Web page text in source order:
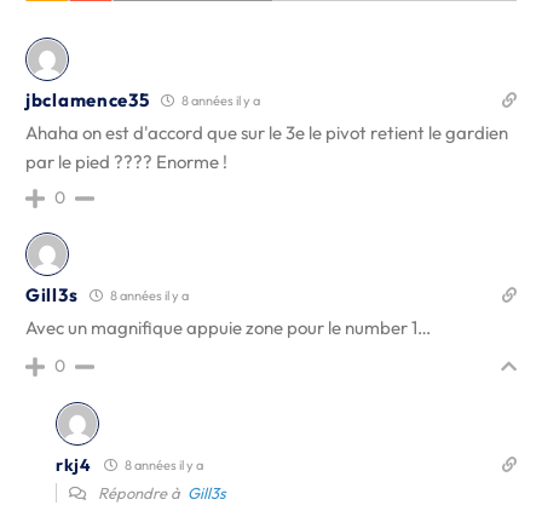
jbclamence35 8 années il y a
Ahaha on est d'accord que sur le 3e le pivot retient le gardien
par le pied ???? Enorme !
0
Gill3s 8 années il y a
Avec un magnifique appuie zone pour le number 1…
0
rkj4 8 années il y a
Répondre à Gill3s